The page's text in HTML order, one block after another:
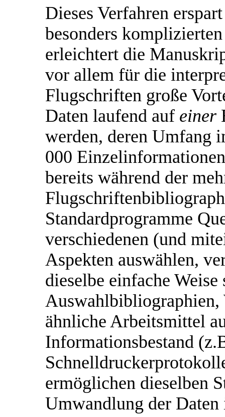
Dieses Verfahren
besonders
erleichtert die
vor allem für die
Flugschriften große
Daten laufend auf einer
werden, deren Umfang
000
bereits während der
Standardprogramme
verschiedenen (und
Aspekten auswählen,
dieselbe einfache
ähnliche Arbeitsmittel
Informationsbestand
ermöglichen dieselben
Umwandlung der